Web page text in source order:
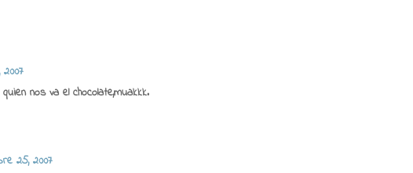
nos va el chocolate,muakkk.
25, 2007